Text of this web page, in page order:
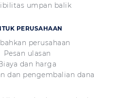
umpan balik
PERUSAHAAN
perusahaan
Pesan ulasan
dan harga
dan pengembalian dana